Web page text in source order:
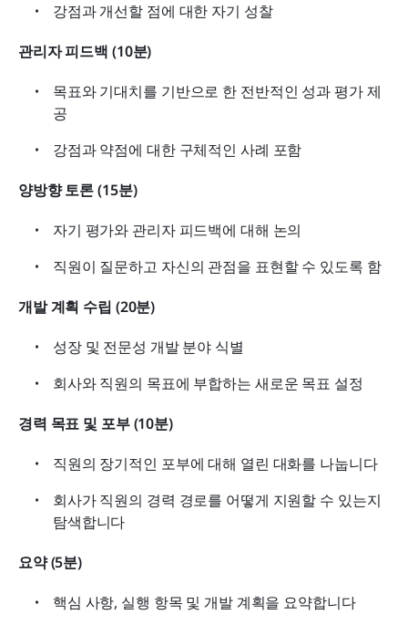
강점과 개선할 점에 대한 자기 성찰
관리자 피드백 (10분)
목표와 기대치를 기반으로 한 전반적인 성과 평가 제
공
강점과 약점에 대한 구체적인 사례 포함
양방향 토론 (15분)
자기 평가와 관리자 피드백에 대해 논의
직원이 질문하고 자신의 관점을 표현할 수 있도록 함
개발 계획 수립 (20분)
성장 및 전문성 개발 분야 식별
회사와 직원의 목표에 부합하는 새로운 목표 설정
경력 목표 및 포부 (10분)
직원의 장기적인 포부에 대해 열린 대화를 나눕니다
회사가 직원의 경력 경로를 어떻게 지원할 수 있는지
탐색합니다
요약 (5분)
핵심 사항, 실행 항목 및 개발 계획을 요약합니다